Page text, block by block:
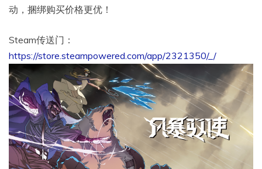
动，捆绑购买价格更优！
Steam传送门：
https://store.steampowered.com/app/2321350/_/